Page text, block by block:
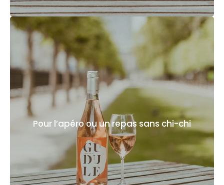
Pour l’apéro ou un repas sans chi-chi